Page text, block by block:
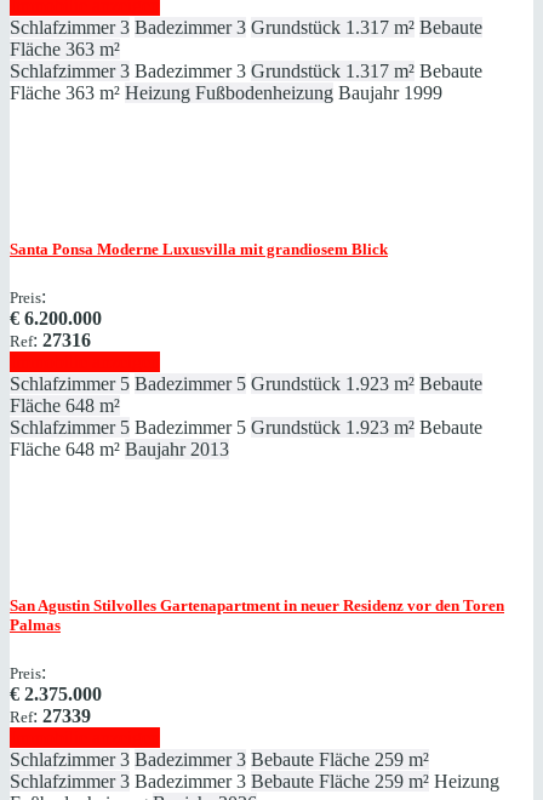
Schlafzimmer 3 Badezimmer 3 Grundstück 1.317 m² Bebaute
Fläche 363 m²
Schlafzimmer 3 Badezimmer 3 Grundstück 1.317 m² Bebaute
Fläche 363 m² Heizung Fußbodenheizung Baujahr 1999
Santa Ponsa Moderne Luxusvilla mit grandiosem Blick
Preis:
€ 6.200.000
Ref: 27316
Schlafzimmer 5 Badezimmer 5 Grundstück 1.923 m² Bebaute
Fläche 648 m²
Schlafzimmer 5 Badezimmer 5 Grundstück 1.923 m² Bebaute
Fläche 648 m² Baujahr 2013
San Agustin Stilvolles Gartenapartment in neuer Residenz vor den Toren
Palmas
Preis:
€ 2.375.000
Ref: 27339
Schlafzimmer 3 Badezimmer 3 Bebaute Fläche 259 m²
Schlafzimmer 3 Badezimmer 3 Bebaute Fläche 259 m² Heizung